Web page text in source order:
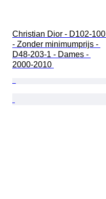
Christian Dior - D102-100
- Zonder minimumprijs -
D48-203-1 - Dames -
2000-2010